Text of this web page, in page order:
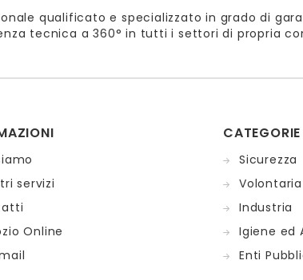
qualificato e specializzato in grado di
tecnica a 360° in tutti i settori di propria
servizi
Online
Sicurezza
Industria
Igiene ed
Enti